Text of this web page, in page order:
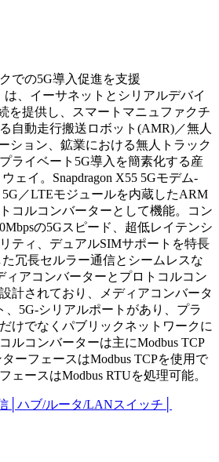
での5G導入促進を支援
は、イーサネットとシリアルデバイ
を提供し、スマートマニュファクチ
自動走行搬送ロボット(AMR)／無人
ション、鉱業における無人トラック
ライベート5G導入を簡素化する産
ェイ。Snapdragon X55 5Gモデム-
／LTEモジュールを内蔵したARM
コルコンバーターとして機能。コン
の5Gスピード、超低レイテンシ
ティ、デュアルSIMサポートを特長
冗長セルラー通信とシームレスな
ィアコンバーターとプロトコルコン
計されており、メディアコンバータ
、5G-シリアルポートがあり、プラ
けでなくパブリックネットワークに
ルコンバーターは主にModbus TCP
ーフェースはModbus TCPを使用で
ェースはModbus RTUを処理可能。
ハブ/ルータ/LANスイッチ